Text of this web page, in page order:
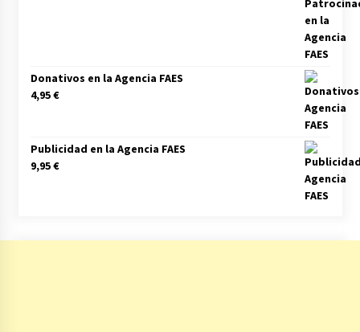
Donativos en la Agencia FAES
4,95€
Publicidad en la Agencia FAES
9,95€